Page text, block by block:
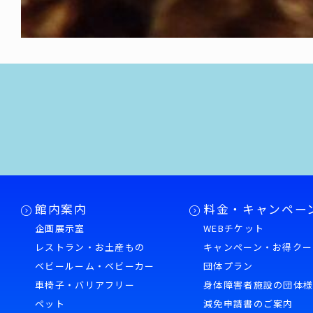
館内案内
企画展示室
レストラン・お土産もの
ベビールーム・ベビーカー
車椅子・バリアフリー
ペット
料金・キャンペー
WEBチケット
キャンペーン・お得ク
団体プラン
身体障害者施設の団体様
減免申請書のご案内